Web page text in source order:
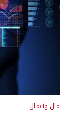
مال وأعمال